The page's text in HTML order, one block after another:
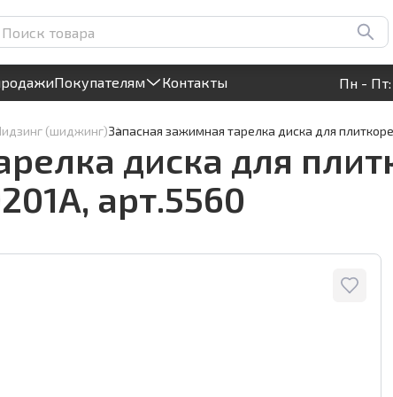
Круглосуточный! Прием заявок на сайте
Покупателям Контакты Пн - Пт:
электрического JING
(шиджинг)Запасная зажимная тарелка диска для
диска для
арт.5560